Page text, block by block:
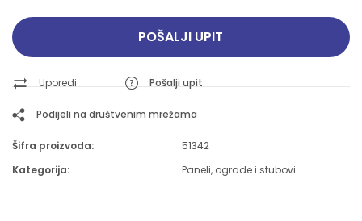
POŠALJI UPIT
Uporedi Pošalji upit
Podijeli na društvenim mrežama
Šifra proizvoda:
51342
Kategorija:
Paneli, ograde i stubovi